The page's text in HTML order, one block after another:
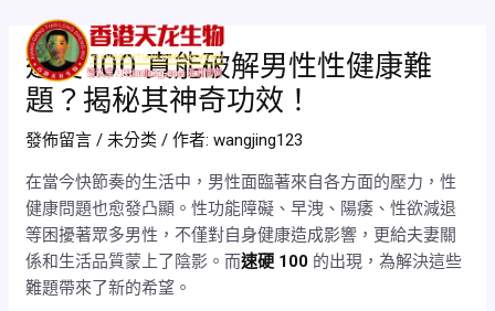
速硬 100 真能破解男性性健康難
題？揭秘其神奇功效！
發佈留言 / 未分类 / 作者:wangjing123
在當今快節奏的生活中，男性面臨著來自各方面的壓力，性
健康問題也愈發凸顯。性功能障礙、早洩、陽痿、性欲減退
等困擾著眾多男性，不僅對自身健康造成影響，更給夫妻關
係和生活品質蒙上了陰影。而速硬 100 的出現，為解決這些
難題帶來了新的希望。
navigation